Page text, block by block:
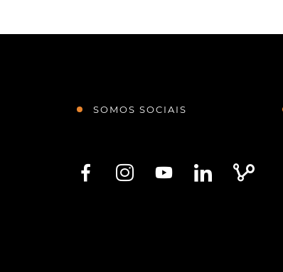
SOMOS SOCIAIS